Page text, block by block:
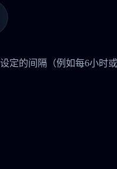
定的间隔（例如每6小时